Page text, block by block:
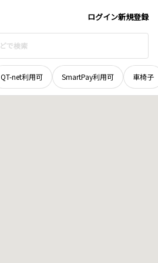
ログイン新規登録
QT-net利用可 SmartPay利用可 車椅子
地域選択で探す